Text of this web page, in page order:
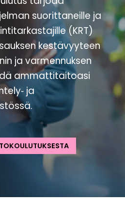
suorittaneille ja
(KRT)
kestävyyteen
ja varmennuksen
ammattitaitoasi
ja